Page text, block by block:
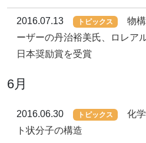
2016.07.13 トピックス
物
ーザーの丹治裕美氏、ロレア
日本奨励賞を受賞
6月
2016.06.30 トピックス
化
ト状分子の構造